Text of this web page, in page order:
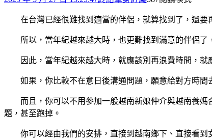
在台灣已經很難找到適當的伴侶，就算找到了，還
所以，當年紀越來越大時，也更難找到滿意的伴侶
因此，當年紀越來越大時，就應該別再浪費時間，
如果，你比較不在意日後溝通問題，願意給對方時
而且，你可以不用參加一般越南新娘仲介與越南養
題，甚至跑掉。
你可以經由我們的安排，直接到越南鄉下、直接看